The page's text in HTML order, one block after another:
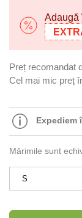
Adaugă
Preț recomandat
Cel mai mic preț
Expediem
Mărimile sunt